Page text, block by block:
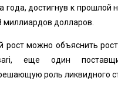
года, достигнув к прошлой
миллиардов долларов.
рост можно объяснить
еще один
роль ликвидного